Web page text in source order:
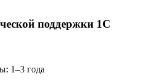
поддержки 1С
: 1–3 года